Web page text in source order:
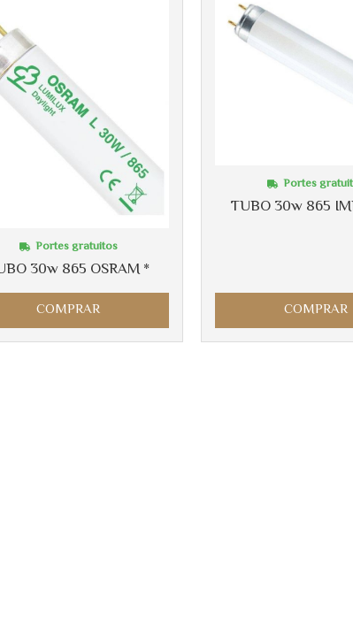
30w 865 OSRAM *
Portes gratuitos
COMPRAR
TUBO 30w 865
Portes
COMPRAR